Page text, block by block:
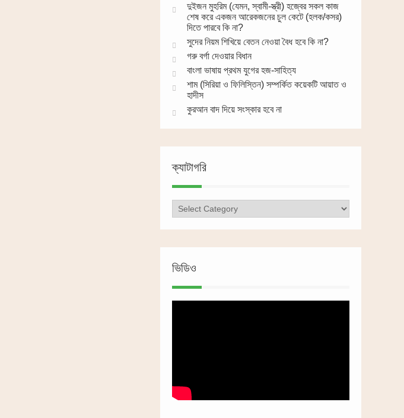
দুইজন মুহরিম (যেমন, স্বামী-স্ত্রী) হজ্বের সকল কাজ
শেষ করে একজন আরেকজনের চুল কেটে (হলক/কসর)
দিতে পারবে কি না?
সুদের নিয়ম শিখিয়ে বেতন নেওয়া বৈধ হবে কি না?
গরু বর্গা দেওয়ার বিধান
বাংলা ভাষায় প্রথম যুগের হজ-সাহিত্য
শাম (সিরিয়া ও ফিলিস্তিন) সম্পর্কিত কয়েকটি আয়াত ও
হাদীস
কুরআন বাদ দিয়ে সংস্কার হবে না
ক্যাটাগরি
ক্যাটাগরি
ভিডিও